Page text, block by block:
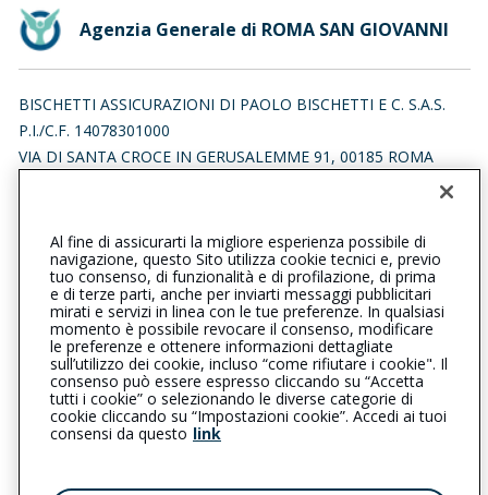
Agenzia Generale di ROMA SAN GIOVANNI
BISCHETTI ASSICURAZIONI DI PAOLO BISCHETTI E C. S.A.S.
P.I./C.F. 14078301000
VIA DI SANTA CROCE IN GERUSALEMME 91, 00185 ROMA
(RM)
0670490344 0670497866
romasangiovanni@cattolica.it
bischettiassicurazioni@pec.it
L’intermediario è soggetto al controllo dell’IVASS. Consulta il
Registro RUI al seguentelink
Al fine di assicurarti la migliore esperienza possibile di
navigazione, questo Sito utilizza cookie tecnici e, previo
tuo consenso, di funzionalità e di profilazione, di prima
e di terze parti, anche per inviarti messaggi pubblicitari
mirati e servizi in linea con le tue preferenze. In qualsiasi
momento è possibile revocare il consenso, modificare
le preferenze e ottenere informazioni dettagliate
sull’utilizzo dei cookie, incluso “come rifiutare i cookie". Il
consenso può essere espresso cliccando su “Accetta
tutti i cookie” o selezionando le diverse categorie di
cookie cliccando su “Impostazioni cookie”. Accedi ai tuoi
consensi da questo link